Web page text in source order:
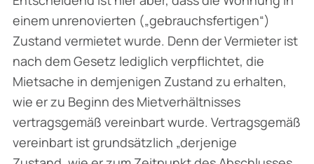
einem unrenovierten („gebrauchsfertigen“)
Zustand vermietet wurde. Denn der Vermieter ist
nach dem Gesetz lediglich verpflichtet, die
Mietsache in demjenigen Zustand zu erhalten,
wie er zu Beginn des Mietverhältnisses
vertragsgemäß vereinbart wurde. Vertragsgemäß
vereinbart ist grundsätzlich „derjenige